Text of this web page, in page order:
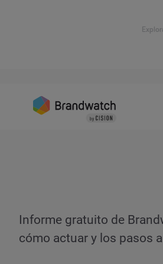
Informe gratuito de
cómo actuar y los pasos